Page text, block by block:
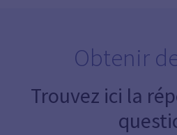
Obtenir
Trouvez ici la